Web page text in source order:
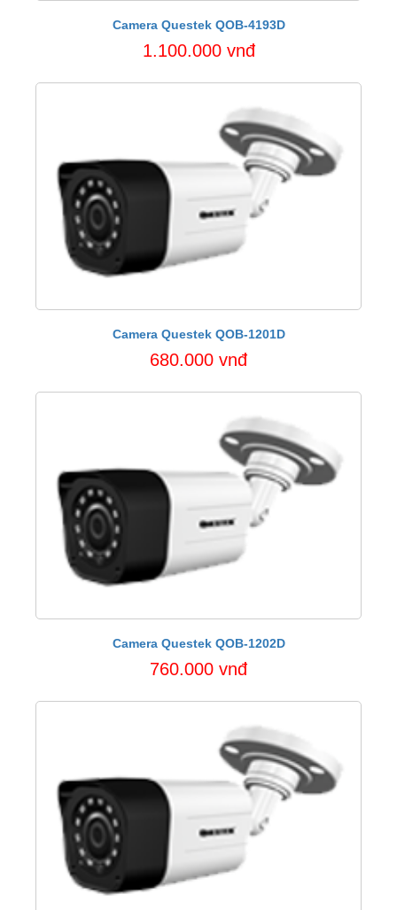
Camera Questek QOB-4193D
1.100.000 vnđ
Camera Questek QOB-1201D
680.000 vnđ
Camera Questek QOB-1202D
760.000 vnđ